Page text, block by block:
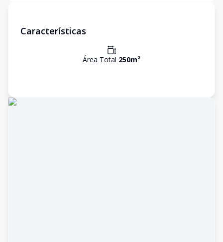
Características
Área Total 250m²